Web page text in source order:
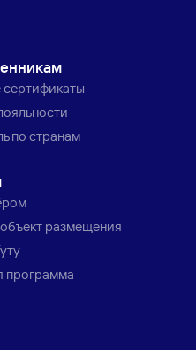
по странам
размещения
программа